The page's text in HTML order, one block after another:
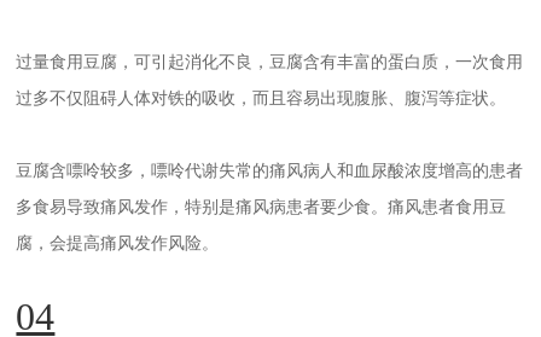
过量食用豆腐，可引起消化不良，豆腐含有丰富的蛋白质，一次食用
过多不仅阻碍人体对铁的吸收，而且容易出现腹胀、腹泻等症状。
豆腐含嘌呤较多，嘌呤代谢失常的痛风病人和血尿酸浓度增高的患者
多食易导致痛风发作，特别是痛风病患者要少食。痛风患者食用豆
腐，会提高痛风发作风险。
04